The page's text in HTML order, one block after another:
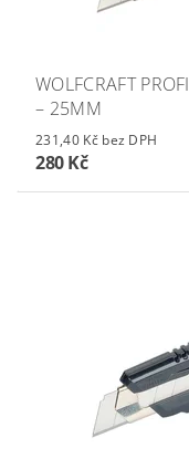
WOLFCRAFT
– 25MM
231,40 Kč bez DPH
280 Kč